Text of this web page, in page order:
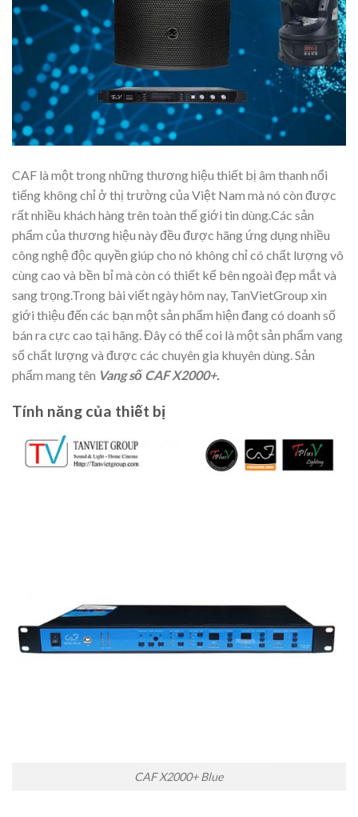
CAF là một trong những thương hiệu thiết bị âm thanh nổi
tiếng không chỉ ở thị trường của Việt Nam mà nó còn được
rất nhiều khách hàng trên toàn thế giới tin dùng.Các sản
phẩm của thương hiệu này đều được hãng ứng dụng nhiều
công nghệ độc quyền giúp cho nó không chỉ có chất lượng vô
cùng cao và bền bỉ mà còn có thiết kế bên ngoài đẹp mắt và
sang trọng.Trong bài viết ngày hôm nay, TanVietGroup xin
giới thiệu đến các bạn một sản phẩm hiện đang có doanh số
bán ra cực cao tại hãng. Đây có thể coi là một sản phẩm vang
số chất lượng và được các chuyên gia khuyên dùng. Sản
phẩm mang tên Vang số CAF X2000+.
Tính năng của thiết bị
CAF X2000+ Blue